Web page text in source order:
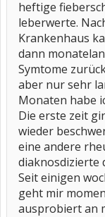
heftige
leberwerte.
Krankenhaus
dann
Symtome
aber nur sehr
Monaten habe
Die erste zeit
wieder
eine andere
diaknosdizierte
Seit einigen
geht mir
ausprobiert an